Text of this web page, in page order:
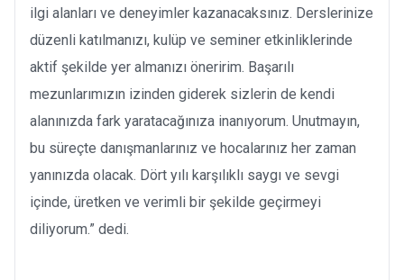
ilgi alanları ve deneyimler kazanacaksınız. Derslerinize
düzenli katılmanızı, kulüp ve seminer etkinliklerinde
aktif şekilde yer almanızı öneririm. Başarılı
mezunlarımızın izinden giderek sizlerin de kendi
alanınızda fark yaratacağınıza inanıyorum. Unutmayın,
bu süreçte danışmanlarınız ve hocalarınız her zaman
yanınızda olacak. Dört yılı karşılıklı saygı ve sevgi
içinde, üretken ve verimli bir şekilde geçirmeyi
diliyorum.” dedi.